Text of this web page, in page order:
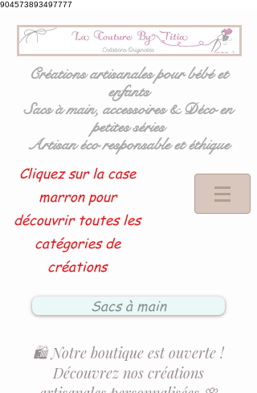
904573893497777
Créations artisanales pour bébé et
enfants
Sacs à main, accessoires & Déco en
petites séries
Artisan éco responsable et éthique
Cliquez sur la case
marron pour
découvrir toutes les
catégories de
créations
Sacs à main
🛍️ Notre boutique est ouverte !
Découvrez nos créations